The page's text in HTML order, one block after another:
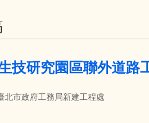
生技研究園區聯外道
北市政府工務局新建工程處